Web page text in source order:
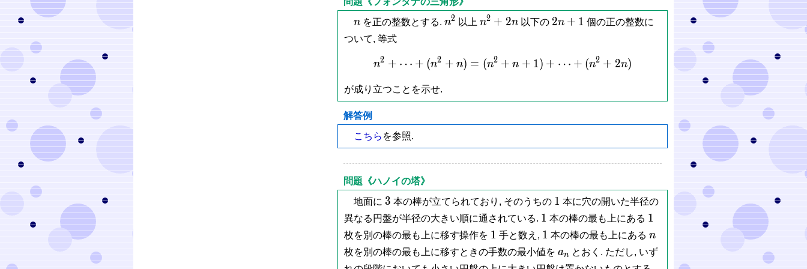
n
n を正の整数とする. n^2
n2 以上 n^2+2n
n2 + 2n以下の 2n+1
2n + 1 個の正の整数に
ついて, 等式
n^2+\cdots +(n^2+n) = (n^2+n+1)+\cdots +(n^2+2n)
n2 + ⋯ + (n2 + n) = (n2 + n + 1) + ⋯ + (n2 + 2n)
が成り立つことを示せ.
解答例
こちら を参照.
問題《ハノイの塔》
地面に 3
3 本の棒が立てられており, そのうちの 1
1 本に穴の開いた半径の
異なる円盤が半径の大きい順に通されている. 1
1 本の棒の最も上にある 1
1
枚を別の棒の最も上に移す操作を 1
1 手と数え, 1
1 本の棒の最も上にある n
n
枚を別の棒の最も上に移すときの手数の最小値を a_n
an とおく. ただし, いず